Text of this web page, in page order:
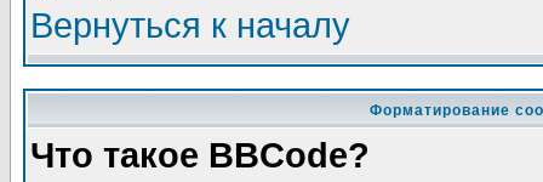
Вернуться к началу
Форматирование
Что такое BBCode?